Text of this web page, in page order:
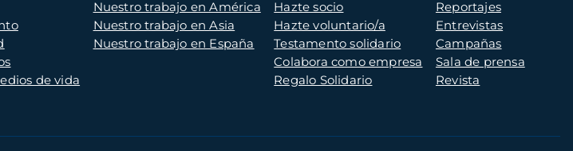
de vida
Nuestro trabajo en América
Nuestro trabajo en Asia
Nuestro trabajo en España
Hazte socio
Hazte voluntario/a
Testamento solidario
Colabora como empresa
Regalo Solidario
Reportajes
Entrevistas
Campañas
Sala de prensa
Revista